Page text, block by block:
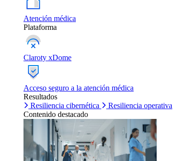
Atención médica
Plataforma
Claroty xDome
Acceso seguro a la atención médica
Resultados
Resiliencia cibernética
Resiliencia operativa
Contenido destacado